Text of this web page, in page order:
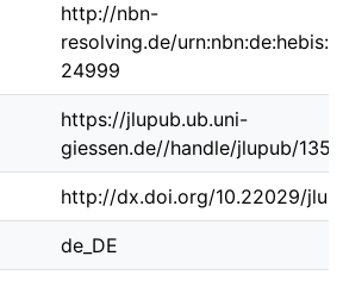
http://nbn-
resolving.de/
24999
https://jlupub.ub.uni-
giessen.de//handle/jlupub/
http://dx.doi.org/10.22029/
de_DE